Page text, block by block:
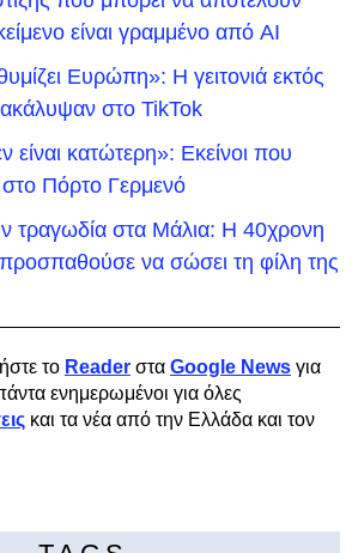
είναι γραμμένο από AI
Ευρώπη»: H γειτονιά εκτός
στο TikTok
είναι κατώτερη»: Εκείνοι που
Πόρτο Γερμενό
τραγωδία στα Μάλια: Η 40χρονη
να σώσει τη φίλη της
το Reader στα Google News για
ενημερωμένοι για όλες
και τα νέα από την Ελλάδα και τον